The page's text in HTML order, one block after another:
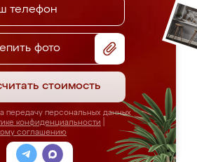
фото
стоимость
передачу персональных данных
конфиденциальности
соглашению